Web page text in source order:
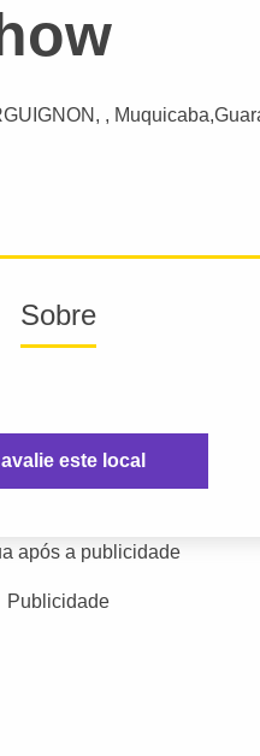
, , Muquicaba,
Sobre
avalie este local
após a publicidade
Publicidade